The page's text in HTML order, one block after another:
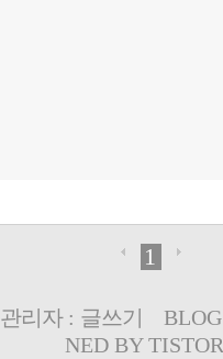
1
관리자: 글쓰기
NED BY